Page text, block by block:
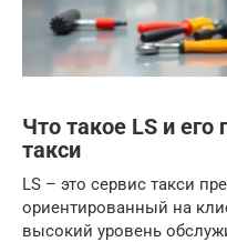
Что такое LS и
такси
LS – это сервис такси
ориентированный на
высокий уровень